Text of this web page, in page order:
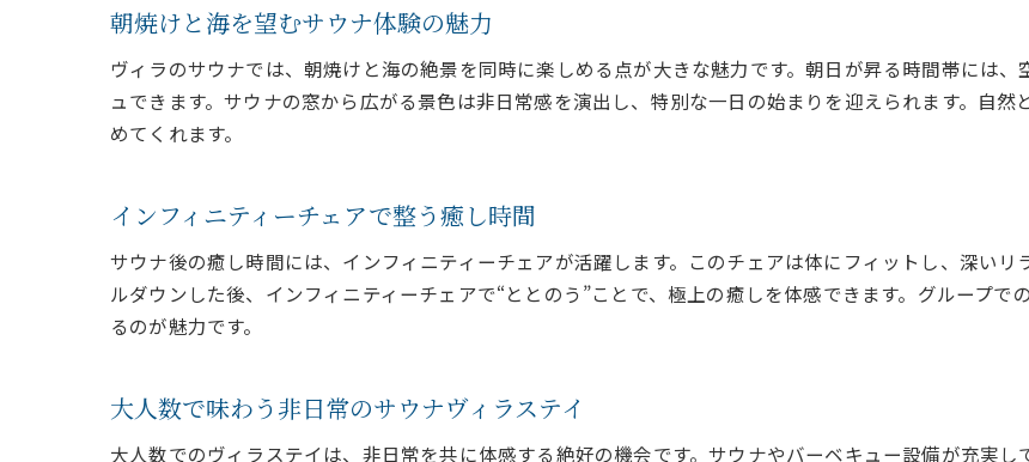
朝焼けと海を望むサウナ体験の魅力
ヴィラのサウナでは、朝焼けと海の絶景を同時に楽しめる点が大きな魅力です。朝日が昇る時間帯には
ュできます。サウナの窓から広がる景色は非日常感を演出し、特別な一日の始まりを迎えられます。自
めてくれます。
インフィニティーチェアで整う癒し時間
サウナ後の癒し時間には、インフィニティーチェアが活躍します。このチェアは体にフィットし、深い
ルダウンした後、インフィニティーチェアで“ととのう”ことで、極上の癒しを体感できます。グループ
るのが魅力です。
大人数で味わう非日常のサウナヴィラステイ
大人数でのヴィラステイは、非日常を共に体感する絶好の機会です。サウナやバーベキュー設備が充実